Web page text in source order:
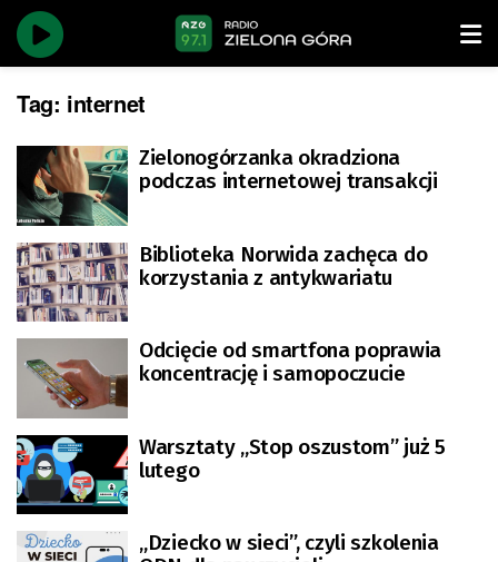
Tag: internet
Zielonogórzanka okradziona
podczas internetowej transakcji
Biblioteka Norwida zachęca do
korzystania z antykwariatu
Odcięcie od smartfona poprawia
koncentrację i samopoczucie
Warsztaty „Stop oszustom” już 5
lutego
„Dziecko w sieci”, czyli szkolenia